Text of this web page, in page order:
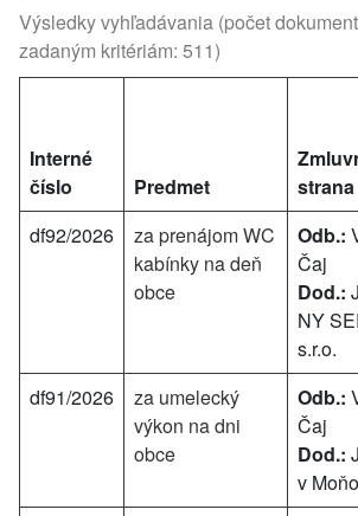
Výsledky vyhľadávania (počet
zadaným kritériám: 511)
Interné
číslo
Predmet
strana
df92/2026
za prenájom WC
kabínky na deň
obce
Odb.:
Čaj
Dod.:
NY
s.r.o.
df91/2026
za umelecký
výkon na dni
obce
Odb.:
Čaj
Dod.:
v